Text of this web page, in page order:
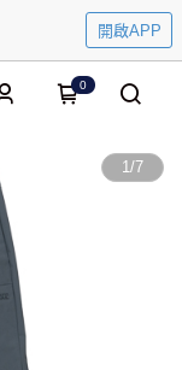
開啟APP
0
1/7